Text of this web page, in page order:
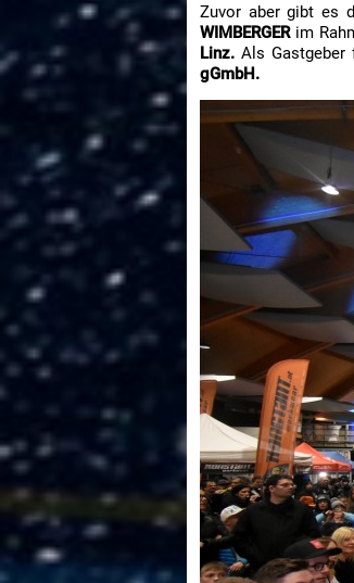
Zuvor aber gibt es
WIMBERGERim
Linz. Als
gGmbH.